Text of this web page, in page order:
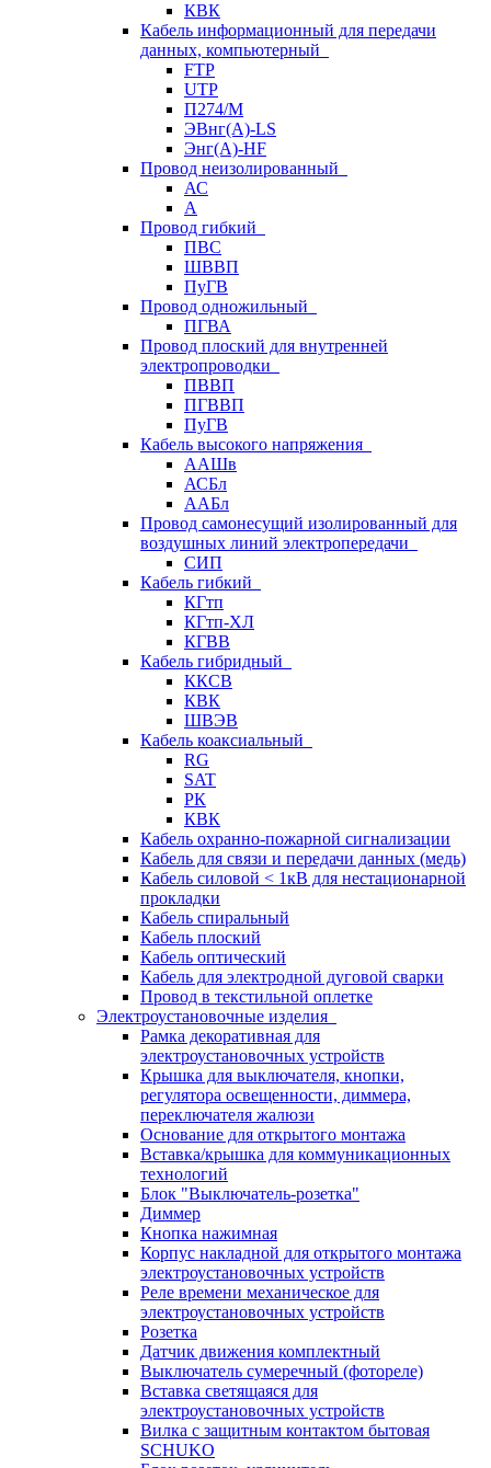
КВК
Кабель информационный для передачи
данных, компьютерный
FTP
UTP
П274/М
ЭВнг(А)-LS
Энг(А)-HF
Провод неизолированный
АС
А
Провод гибкий
ПВС
ШВВП
ПуГВ
Провод одножильный
ПГВА
Провод плоский для внутренней
электропроводки
ПВВП
ПГВВП
ПуГВ
Кабель высокого напряжения
ААШв
АСБл
ААБл
Провод самонесущий изолированный для
воздушных линий электропередачи
СИП
Кабель гибкий
КГтп
КГтп-ХЛ
КГВВ
Кабель гибридный
ККСВ
КВК
ШВЭВ
Кабель коаксиальный
RG
SAT
РК
КВК
Кабель охранно-пожарной сигнализации
Кабель для связи и передачи данных (медь)
Кабель силовой < 1кВ для нестационарной
прокладки
Кабель спиральный
Кабель плоский
Кабель оптический
Кабель для электродной дуговой сварки
Провод в текстильной оплетке
Электроустановочные изделия
Рамка декоративная для
электроустановочных устройств
Крышка для выключателя, кнопки,
регулятора освещенности, диммера,
переключателя жалюзи
Основание для открытого монтажа
Вставка/крышка для коммуникационных
технологий
Блок "Выключатель-розетка"
Диммер
Кнопка нажимная
Корпус накладной для открытого монтажа
электроустановочных устройств
Реле времени механическое для
электроустановочных устройств
Розетка
Датчик движения комплектный
Выключатель сумеречный (фотореле)
Вставка светящаяся для
электроустановочных устройств
Вилка с защитным контактом бытовая
SCHUKO